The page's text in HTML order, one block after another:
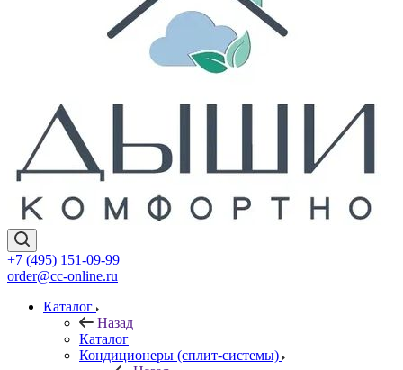
+7 (495) 151-09-99
order@cc-online.ru
Каталог
Назад
Каталог
Кондиционеры (сплит-системы)